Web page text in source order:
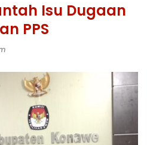
Isu Dugaan
PPS